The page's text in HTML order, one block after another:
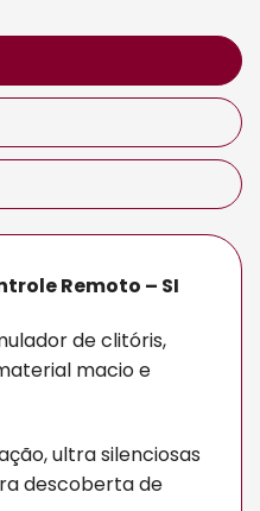
Remoto – SI
de clitóris,
macio e
ultra silenciosas
descoberta de